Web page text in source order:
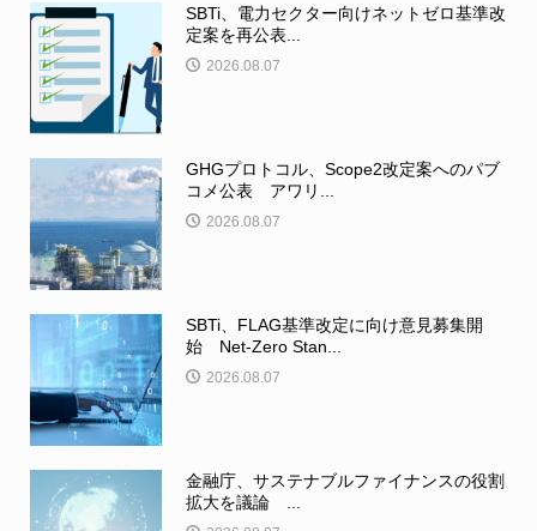
SBTi、電力セクター向けネットゼロ基準改
定案を再公表...
2026.08.07
GHGプロトコル、Scope2改定案へのパブ
コメ公表 アワリ...
2026.08.07
SBTi、FLAG基準改定に向け意見募集開
始 Net-Zero Stan...
2026.08.07
金融庁、サステナブルファイナンスの役割
拡大を議論 ...